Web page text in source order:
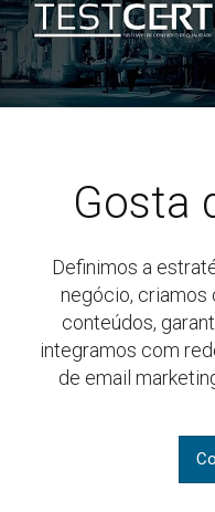
Gosta
Definimos a
negócio, criamos
conteúdos,
integramos com
de email